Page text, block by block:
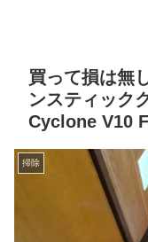
買って損は無
ンスティッ
Cyclone V10
掃除